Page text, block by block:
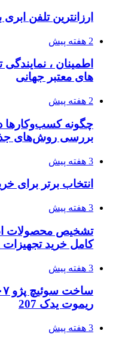
ارزانترین تلفن
2 هفته پیش
اطمینان ، نمایندگی
های معتبر جهانی
2 هفته پیش
چگونه کسب‌وکارها
بررسی روش‌های
3 هفته پیش
انتخاب برتر برای
3 هفته پیش
تشخیص محصولات
کامل خرید تجهیزات Legrand
3 هفته پیش
ریموت یدک 207
3 هفته پیش